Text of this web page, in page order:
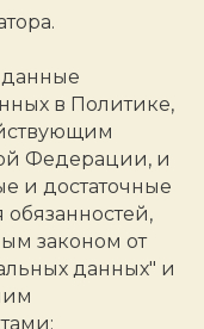
данные
в Политике,
Федерации, и
и достаточные
законом от
данных" и